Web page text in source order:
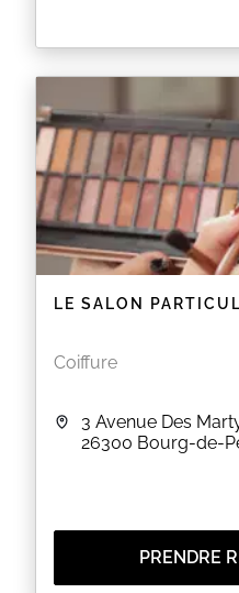
A PROPOS DE AUDREY
Audrey Esthétique vous
un large éventail de
être parmi lesquels
manucures et
encore soins du visage.
EN
LE SALON
Coiffure
3 Avenue Des
26300 Bourg-de-
PRENDRE